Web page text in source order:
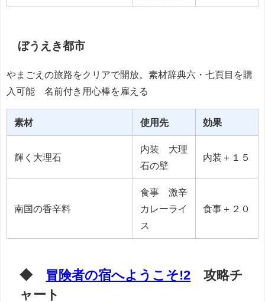
ぼうえき都市
やまごえの旅路をクリアで開放。素材辞典六・七頁目を購
入可能 名前付き用心棒を雇える
素材 使用先 効果
輝く大理石
内装 大理
石の壁
内装＋１５
南国の香辛料
食事 激辛
カレーライ
ス
食事＋２０
◆ 冒険者の宿へようこそ!2 攻略チ
ャート